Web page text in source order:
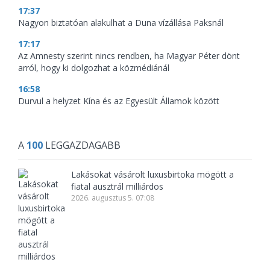
17:37
Nagyon biztatóan alakulhat a Duna vízállása Paksnál
17:17
Az Amnesty szerint nincs rendben, ha Magyar Péter dönt
arról, hogy ki dolgozhat a közmédiánál
16:58
Durvul a helyzet Kína és az Egyesült Államok között
A 100 LEGGAZDAGABB
Lakásokat vásárolt luxusbirtoka mögött a
fiatal ausztrál milliárdos
2026. augusztus 5. 07:08